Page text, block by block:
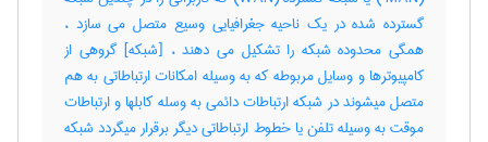
گسترده شده در یک ناحیه جغرافیایی وسیع متصل می سازد ،
همگی محدوده شبکه را تشکیل می دهند ، [شبکه] گروهی از
کامپیوترها و وسایل مربوطه که به وسیله امکانات ارتباطاتی به هم
متصل میشوند در شبکه ارتباطات دائمی به وسله کابلها و ارتباطات
موقت به وسیله تلفن یا خطوط ارتباطاتی دیگر برقرار میگردد شبکه